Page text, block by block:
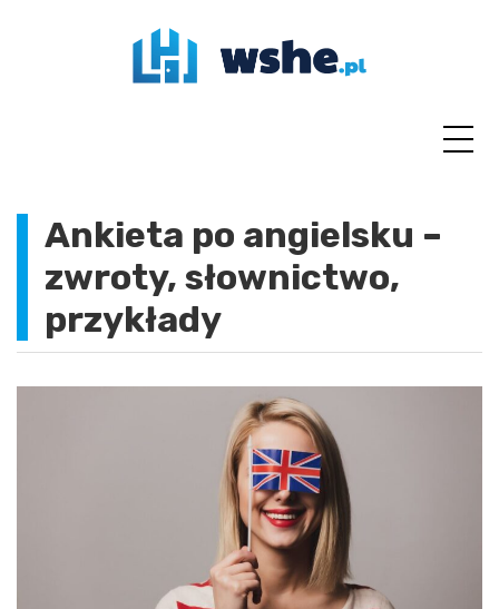
Ankieta po angielsku –
zwroty, słownictwo,
przykłady